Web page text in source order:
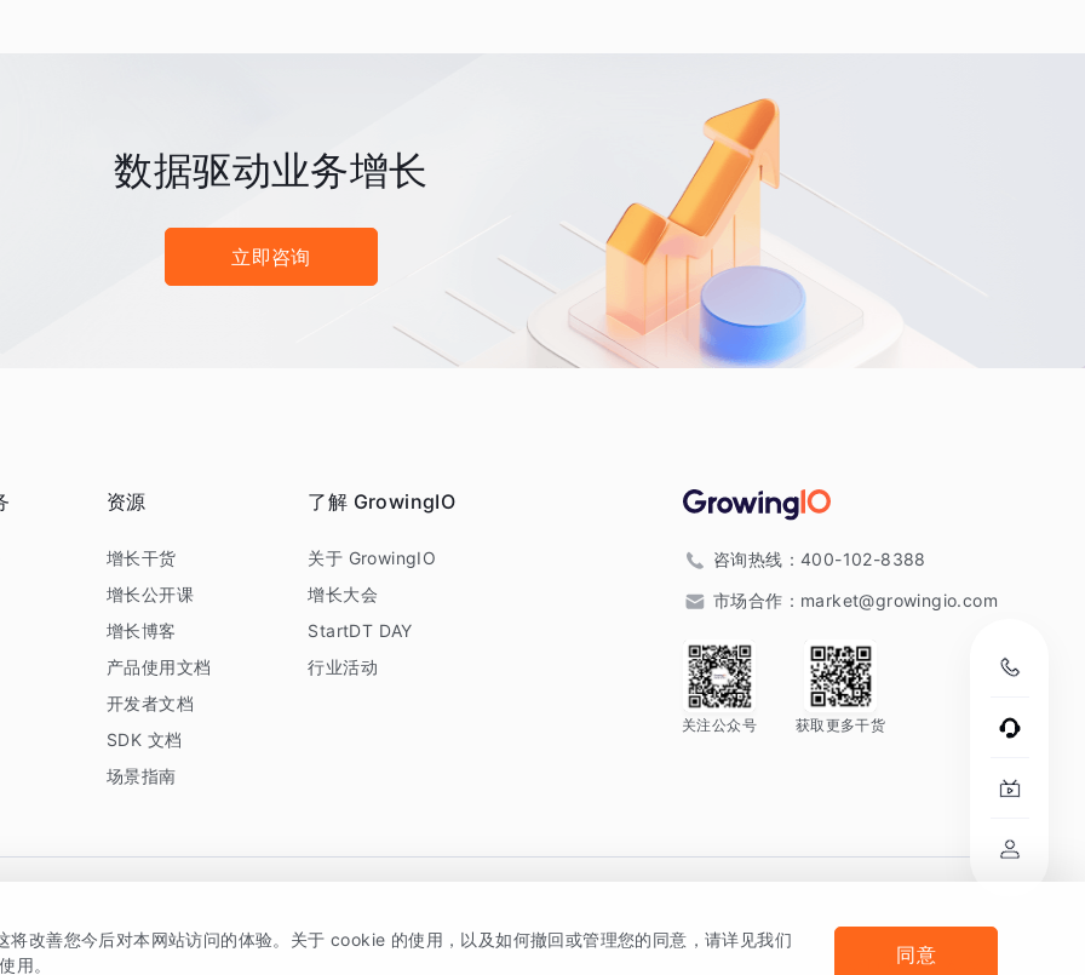
数据驱动业务增长
立即咨询
资源
增长干货
增长公开课
增长博客
产品使用文档
开发者文档
SDK 文档
场景指南
了解 GrowingIO
关于 GrowingIO
增长大会
StartDT DAY
行业活动
咨询热线： 400-102-8388
市场合作： market@growingio.com
关注公众号 获取更多干货
号 法律声明及隐私条款
改善您今后对本网站访问的体验。关于 cookie 的使用，以及如何撤回或管理您的同意，请详见我们
用。 同意